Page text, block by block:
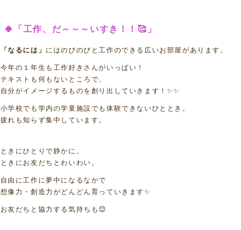
🍀「工作、だ～～～いすき！！🥰」
「なるには」 にはのびのびと工作のできる広いお部屋があります。
今年の１年生も工作好きさんがいっぱい！
テキストも何もないところで、
自分がイメージするものを創り出していきます！✨✨
小学校でも学内の学童施設でも体験できないひととき。
疲れも知らず集中しています。
ときにひとりで静かに。
ときにお友だちとわいわい。
自由に工作に夢中になるなかで
想像力・創造力がどんどん育っていきます✨
お友だちと協力する気持ちも😊